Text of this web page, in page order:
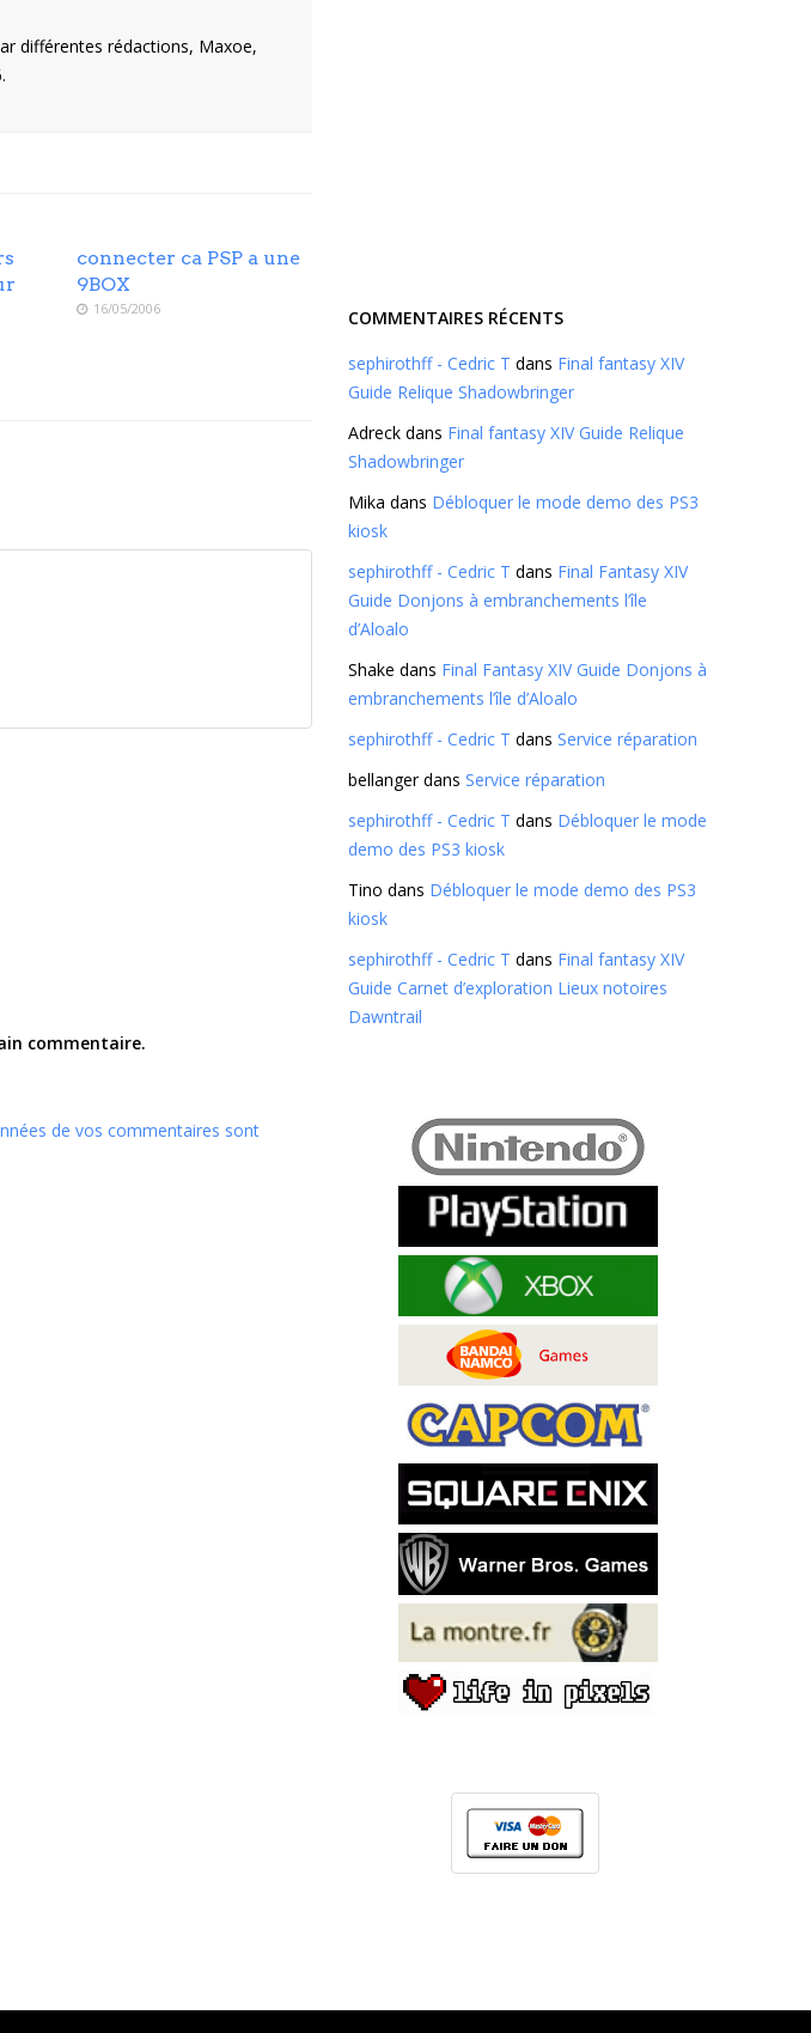
différentes rédactions, Maxoe,
connecter ca PSP a une
9BOX
16/05/2006
commentaire.
de vos commentaires sont
COMMENTAIRES RÉCENTS
sephirothff - Cedric T dans Final fantasy XIV
Guide Relique Shadowbringer
Adreck dans Final fantasy XIV Guide Relique
Shadowbringer
Mika dans Débloquer le mode demo des PS3
kiosk
sephirothff - Cedric T dans Final Fantasy XIV
Guide Donjons à embranchements l’île
d’Aloalo
Shake dans Final Fantasy XIV Guide Donjons à
embranchements l’île d’Aloalo
sephirothff - Cedric T dans Service réparation
bellangerdans Service réparation
sephirothff - Cedric T dans Débloquer le mode
demo des PS3 kiosk
Tino dans Débloquer le mode demo des PS3
kiosk
sephirothff - Cedric T dans Final fantasy XIV
Guide Carnet d’exploration Lieux notoires
Dawntrail